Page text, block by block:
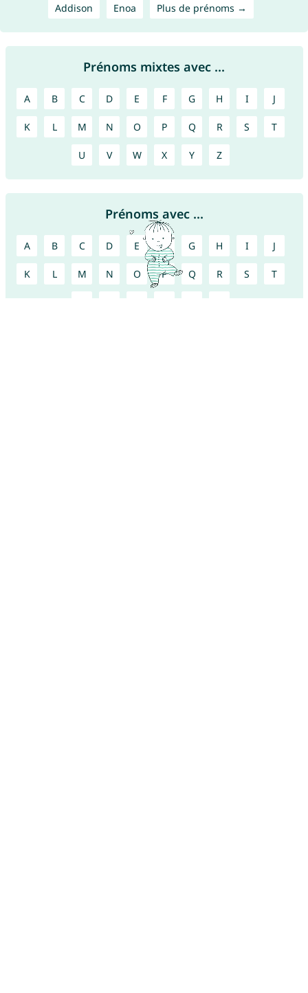
Addison Enoa Plus de prénoms →
Prénoms mixtes avec ...
A B C D E F G H I J
K L M N O P Q R S T
U V W X Y Z
Prénoms avec ...
A B C D E F G H I J
K L M N O P Q R S T